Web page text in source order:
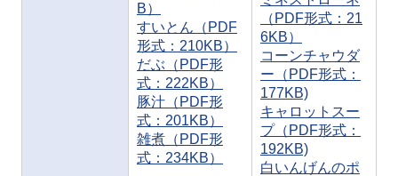
B）
すいとん（PDF
形式：210KB）
だぶ（PDF形
式：222KB）
豚汁（PDF形
式：201KB）
雑煮（PDF形
式：234KB）
（PDF形式：21
6KB）
コーンチャウダ
ー（PDF形式：
177KB)
キャロットスー
プ（PDF形式：
192KB)
白いんげんのポ